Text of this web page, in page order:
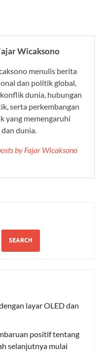
Wicaksono
menulis berita
dan politik global,
dunia, hubungan
serta perkembangan
yang memengaruhi
dunia.
by Fajar Wicaksono
SEARCH
layar OLED dan
positif tentang
selanjutnya mulai